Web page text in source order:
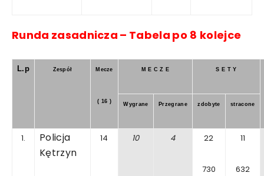
Runda zasadnicza – Tabela po 8 kolejce
L.p Zespół Mecze
( 16 )
M E C Z E S E T Y
Wygrane Przegrane zdobyte stracone
1.
Policja
Kętrzyn
14 10 4 22
730
11
632